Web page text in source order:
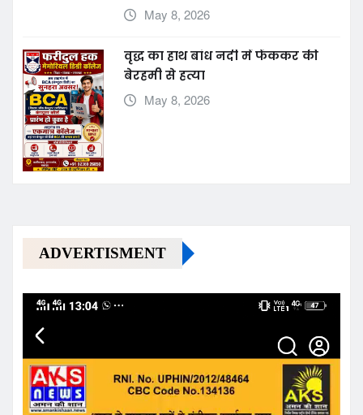
अवगत
वृद्ध का हाथ बांध नदी में फेंककर की
बेरहमी से हत्या
ADVERTISMENT